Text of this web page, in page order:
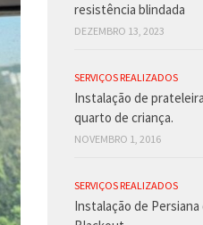
resistência blindada
DEZEMBRO 13, 2023
SERVIÇOS REALIZADOS
Instalação de
quarto de criança.
NOVEMBRO 1, 2016
SERVIÇOS REALIZADOS
Instalação de Persiana